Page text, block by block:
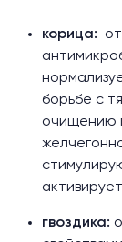
корица:
борьбе с
очищению
гвоздика: